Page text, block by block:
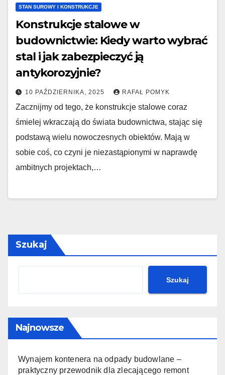
STAN SUROWY I KONSTRUKCJE
Konstrukcje stalowe w
budownictwie: Kiedy warto wybrać
stal i jak zabezpieczyć ją
antykorozyjnie?
10 PAŹDZIERNIKA, 2025 RAFAŁ POMYK
Zacznijmy od tego, że konstrukcje stalowe coraz
śmielej wkraczają do świata budownictwa, stając się
podstawą wielu nowoczesnych obiektów. Mają w
sobie coś, co czyni je niezastąpionymi w naprawdę
ambitnych projektach,…
Szukaj
Szukaj
Najnowsze
Wynajem kontenera na odpady budowlane –
praktyczny przewodnik dla zlecającego remont